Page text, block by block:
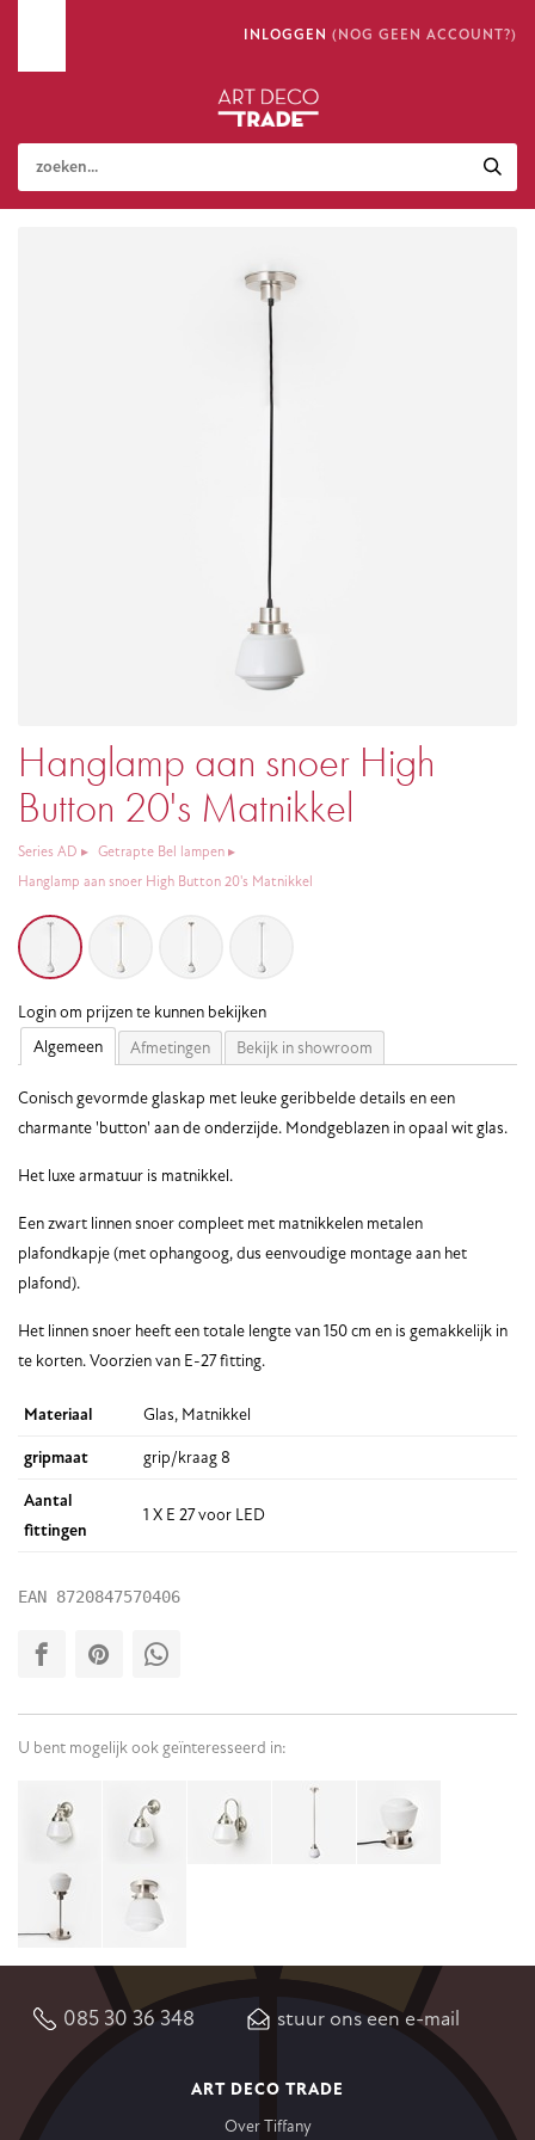
INLOGGEN (NOG GEEN ACCOUNT?)
Hanglamp aan snoer High
Button 20's Matnikkel
Series AD
Getrapte Bel lampen
Hanglamp aan snoer High Button 20's Matnikkel
Login om prijzen te kunnen bekijken
Algemeen
Afmetingen Bekijk in showroom
Conisch gevormde glaskap met leuke geribbelde details en een
charmante 'button' aan de onderzijde. Mondgeblazen in opaal wit glas.
Het luxe armatuur is matnikkel.
Een zwart linnen snoer compleet met matnikkelen metalen
plafondkapje (met ophangoog, dus eenvoudige montage aan het
plafond).
Het linnen snoer heeft een totale lengte van 150 cm en is gemakkelijk in
te korten. Voorzien van E-27 fitting.
Materiaal Glas, Matnikkel
gripmaat grip/kraag 8
Aantal
fittingen
1 X E 27 voor LED
EAN 8720847570406
U bent mogelijk ook geïnteresseerd in:
085 30 36 348 stuur ons een e-mail
ART DECO TRADE
Over Tiffany